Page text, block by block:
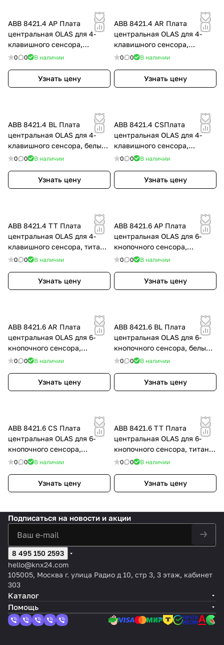
ABB 8421.4 AP Плата
центральная OLAS для 4-
клавишного сенсора,
перламутровый металлик,
металлик
0 0 В наличии
Узнать цену
ABB 8421.4 AR Плата
центральная OLAS для 4-
клавишного сенсора,
песочный, цвет: Бежевый,
0 0 В наличии
Узнать цену
ABB 8421.4 BL Плата
центральная OLAS для 4-
клавишного сенсора, белый
жасмин, цвет: Белый,
0 0 В наличии
Узнать цену
ABB 8421.4 CSПлата
центральная OLAS для 4-
клавишного сенсора,
атласная медь, цвет:
0 0 В наличии
Узнать цену
ABB 8421.4 TT Плата
центральная OLAS для 4-
клавишного сенсора, титан,
цвет: Титан
0 0 В наличии
Узнать цену
ABB 8421.6 AP Плата
центральная OLAS для 6-
кнопочного сенсора,
перламутровый металлик,
металлик
0 0 В наличии
Узнать цену
ABB 8421.6 AR Плата
центральная OLAS для 6-
кнопочного сенсора,
песочный, цвет: Бежевый,
0 0 В наличии
Узнать цену
ABB 8421.6 BL Плата
центральная OLAS для 6-
кнопочного сенсора, белый
жасмин, цвет: Белый,
0 0 В наличии
Узнать цену
ABB 8421.6 CS Плата
центральная OLAS для 6-
кнопочного сенсора,
атласная медь, цвет:
0 0 В наличии
Узнать цену
ABB 8421.6 TT Плата
центральная OLAS для 6-
кнопочного сенсора, титан,
цвет: Титан
0 0 В наличии
Узнать цену
Подписаться на новости и акции
8 495 150 2593
hello@knx24.com
105005, Москва г. улица Радио д 10, стр 3, 3 этаж, кабинет
303
Каталог
Помощь